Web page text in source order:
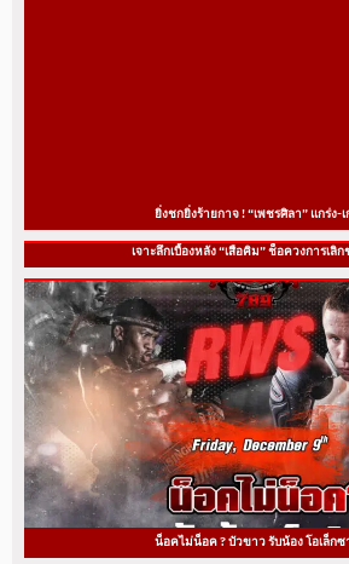
ยิ่งชกยิ่งร้ายกาจ ! “เพชรศิลา” แกร่ง-
เจาะลึกเบื้องหลัง “เสือคิม” ช็อควงการเ
น็อคไม่น็อค ? บัวขาว รับน้อง โอเล็กซ